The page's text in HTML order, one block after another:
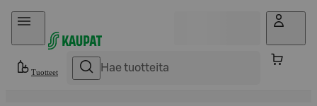
Hyppää sisältöön
Tuotteet